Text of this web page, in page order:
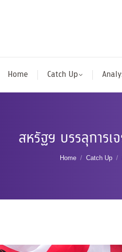
Home Catch Up
สหรัฐฯ บรรลุการเ
You are here:
Home Catch Up